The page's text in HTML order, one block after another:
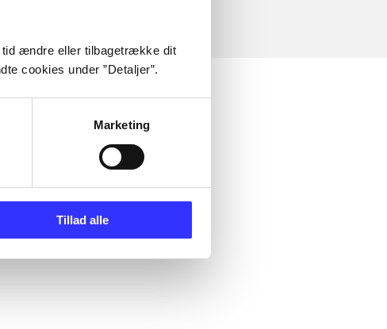
tid ændre eller tilbagetrække dit
cookies under ”Detaljer”.
Marketing
Tillad alle